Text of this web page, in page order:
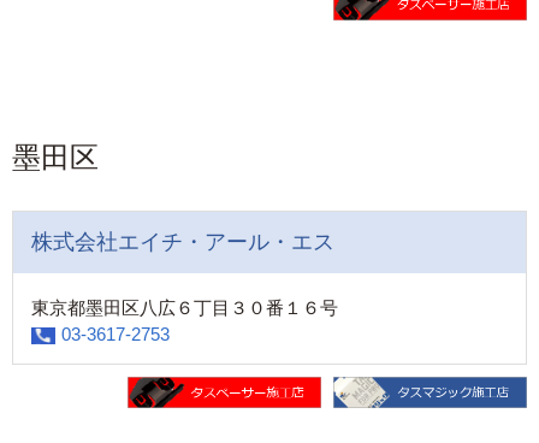
墨田区
株式会社エイチ・アール・エス
東京都墨田区八広６丁目３０番１６号
03-3617-2753